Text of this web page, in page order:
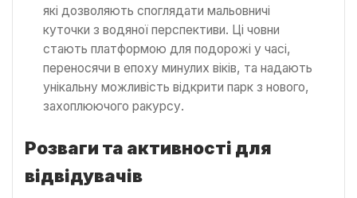
які дозволяють споглядати мальовничі
куточки з водяної перспективи. Ці човни
стають платформою для подорожі у часі,
переносячи в епоху минулих віків, та надають
унікальну можливість відкрити парк з нового,
захоплюючого ракурсу.
Розваги та активності для
відвідувачів